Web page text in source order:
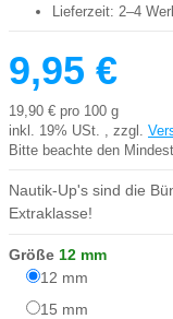
Lieferzeit: 2–4
9,95 €
19,90 € pro 100 g
inkl. 19% USt. , zzgl.
Bitte beachte den
Nautik-Up's sind die
Extraklasse!
Größe 12 mm
12 mm
15 mm